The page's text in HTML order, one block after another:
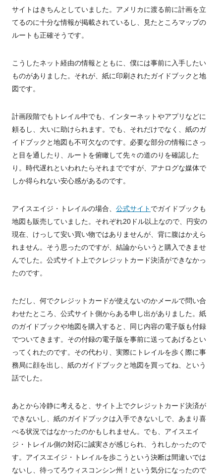
サイトはきちんとしていました。アメリカに渡る前に計画を立
てるのに十分な情報が掲載されているし、見たところマップの
ルートも正確そうです。
こうしたネット経由の情報とともに、僕には事前に入手したい
ものがありました。それが、紙に印刷されたガイドブックと地
図です。
計画段階でもトレイル中でも、インターネットやアプリなどに
頼るし、大いに助けられます。でも、それだけでなく、紙のガ
イドブックと地図も不可欠なのです。必要な部分の情報にさっ
と目を通したり、ルートを俯瞰して先々の道のりを確認した
り。時代遅れといわれたらそれまでですが、アナログな媒体で
しか得られない安心感があるのです。
アイスエイジ・トレイルの場合、 公式サイト でガイドブックも
地図も販売していました。それぞれ20ドル以上なので、円安の
現在、けっして安い買い物ではありませんが、背に腹はかえら
れません。そう思ったのですが、結論からいうと購入できませ
んでした。公式サイト上でクレジットカード決済ができなかっ
たのです。
ただし、何でクレジットカードが使えないのかメールで問い合
わせたところ、公式サイト側からある申し出がありました。紙
のガイドブックや地図を購入すると、同じ内容の電子版も付録
でついてきます。その付録の電子版を事前に送ってあげるとい
ってくれたのです。その代わり、実際にトレイルを歩く際に事
務局に顔を出し、紙のガイドブックと地図を買ってね、という
話でした。
あとから冷静に考えると、サイト上でクレジットカード決済が
できないし、紙のガイドブックは入手できないしで、あまり喜
べる状況ではなかったのかもしれません。でも、アイスエイ
ジ・トレイル側の対応に誠実さが感じられ、うれしかったので
す。アイスエイジ・トレイルを歩こうという決断は間違いでは
ないし、待ってろウィスコンシン州！という気分になったので